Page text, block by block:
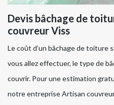
Devis bâchage de
couvreur Viss
Le coût d’un bâchage de toiture
vous allez effectuer, le type de
couvrir. Pour une estimation
notre entreprise Artisan